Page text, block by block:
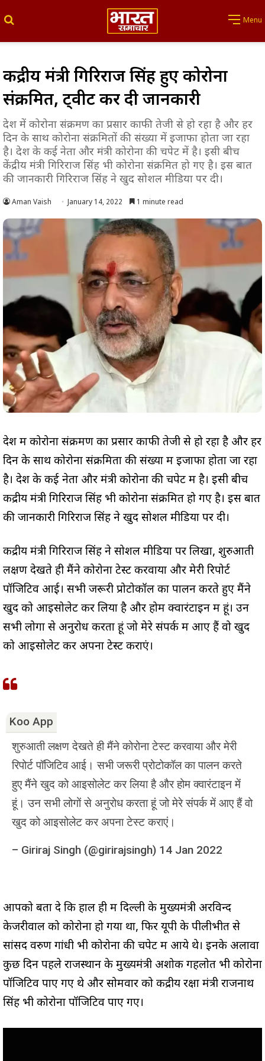
Menu
केंद्रीय मंत्री गिरिराज सिंह हुए कोरोना
संक्रमित, ट्वीट कर दी जानकारी
देश में कोरोना संक्रमण का प्रसार काफी तेजी से हो रहा है और हर
दिन के साथ कोरोना संक्रमितों की संख्या में इजाफा होता जा रहा
है। देश के कई नेता और मंत्री कोरोना की चपेट में है। इसी बीच
केंद्रीय मंत्री गिरिराज सिंह भी कोरोना संक्रमित हो गए है। इस बात
की जानकारी गिरिराज सिंह ने खुद सोशल मीडिया पर दी।
Aman Vaish January 14, 2022 1 minute read
देश में कोरोना संक्रमण का प्रसार काफी तेजी से हो रहा है और हर
दिन के साथ कोरोना संक्रमितों की संख्या में इजाफा होता जा रहा
है। देश के कई नेता और मंत्री कोरोना की चपेट में है। इसी बीच
केंद्रीय मंत्री गिरिराज सिंह भी कोरोना संक्रमित हो गए है। इस बात
की जानकारी गिरिराज सिंह ने खुद सोशल मीडिया पर दी।
केंद्रीय मंत्री गिरिराज सिंह ने सोशल मीडिया पर लिखा, शुरुआती
लक्षण देखते ही मैंने कोरोना टेस्ट करवाया और मेरी रिपोर्ट
पॉजिटिव आई। सभी जरूरी प्रोटोकॉल का पालन करते हुए मैंने
खुद को आइसोलेट कर लिया है और होम क्वारंटाइन में हूं। उन
सभी लोगों से अनुरोध करता हूं जो मेरे संपर्क में आए हैं वो खुद
को आइसोलेट कर अपना टेस्ट कराएं।
Koo App
शुरुआती लक्षण देखते ही मैंने कोरोना टेस्ट करवाया और मेरी
रिपोर्ट पॉजिटिव आई। सभी जरूरी प्रोटोकॉल का पालन करते
हुए मैंने खुद को आइसोलेट कर लिया है और होम क्वारंटाइन में
हूं। उन सभी लोगों से अनुरोध करता हूं जो मेरे संपर्क में आए हैं वो
खुद को आइसोलेट कर अपना टेस्ट कराएं।
– Giriraj Singh (@girirajsingh) 14 Jan 2022
आपको बता दे कि हाल ही में दिल्ली के मुख्यमंत्री अरविन्द
केजरीवाल को कोरोना हो गया था, फिर यूपी के पीलीभीत से
सांसद वरुण गांधी भी कोरोना की चपेट में आये थे। इनके अलावा
कुछ दिन पहले राजस्थान के मुख्यमंत्री अशोक गहलोत भी कोरोना
पॉजिटिव पाए गए थे और सोमवार को केंद्रीय रक्षा मंत्री राजनाथ
सिंह भी कोरोना पॉजिटिव पाए गए।